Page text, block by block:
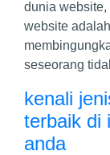
dunia
website
seseorang
kenali
terbaik di
anda